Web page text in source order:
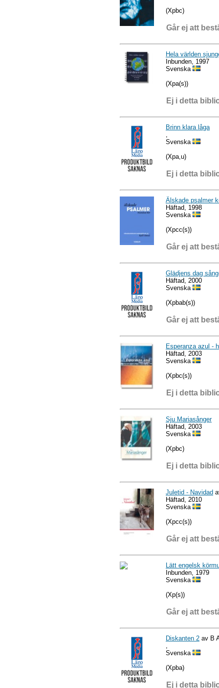
(Xpbc)
Går ej att
Hela världen
Inbunden, 1997
Svenska
(Xpa(s))
Ej i detta
Brinn klara låga
Svenska
(Xpa,u)
Ej i detta
Älskade psalmer
Häftad, 1998
Svenska
(Xpcc(s))
Går ej att
Glädjens dag
Häftad, 2000
Svenska
(Xpbab(s))
Går ej att
Esperanza azul -
Häftad, 2003
Svenska
(Xpbc(s))
Ej i detta
Sju Mariasånger
Häftad, 2003
Svenska
(Xpbc)
Ej i detta
Juletid - Navidad
Häftad, 2010
Svenska
(Xpcc(s))
Går ej att
Lätt engelsk
Inbunden, 1979
Svenska
(Xp(s))
Går ej att
Diskanten 2 av B
Svenska
(Xpba)
Ej i detta